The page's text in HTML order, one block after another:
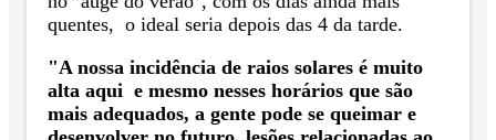
quentes, o ideal seria depois das 4 da tarde.
"A nossa incidência de raios solares é muito
alta aqui e mesmo nesses horários que são
mais adequados, a gente pode se queimar e